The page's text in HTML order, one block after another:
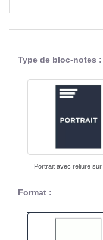
Type de bloc-notes :
Portrait avec reliure sur
Format :